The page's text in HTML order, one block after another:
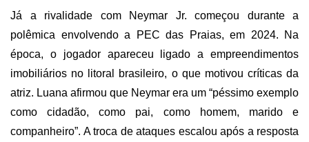
Já a rivalidade com Neymar Jr. começou durante a
polêmica envolvendo a PEC das Praias, em 2024. Na
época, o jogador apareceu ligado a empreendimentos
imobiliários no litoral brasileiro, o que motivou críticas da
atriz. Luana afirmou que Neymar era um “péssimo exemplo
como cidadão, como pai, como homem, marido e
companheiro”. A troca de ataques escalou após a resposta